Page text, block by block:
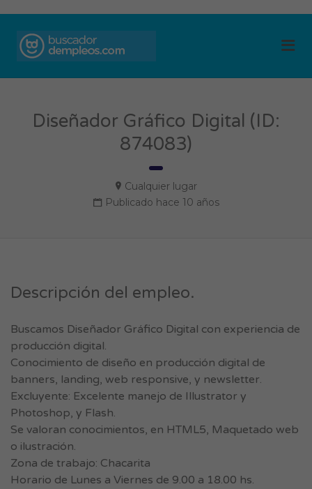
Diseñador Gráfico Digital (ID:
874083)
Cualquier lugar
Publicado hace 10 años
Descripción del empleo.
Buscamos Diseñador Gráfico Digital con experiencia de
producción digital.
Conocimiento de diseño en producción digital de
banners, landing, web responsive, y newsletter.
Excluyente: Excelente manejo de Illustrator y
Photoshop, y Flash.
Se valoran conocimientos, en HTML5, Maquetado web
o ilustración.
Zona de trabajo: Chacarita
Horario de Lunes a Viernes de 9.00 a 18.00 hs.